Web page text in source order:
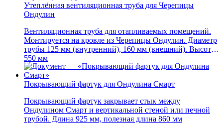
Утеплённая вентиляционная труба для Черепицы
Ондулин
Вентиляционная труба для отапливаемых помещений.
Монтируется на кровле из Черепицы Ондулин. Диаметр
трубы 125 мм (внутренний), 160 мм (внешний). Высота
550 мм
Покрывающий фартук для Ондулина Смарт
Покрывающий фартук закрывает стык между
Ондулином Смарт и вертикальной стеной или печной
трубой. Длина 925 мм, полезная длина 860 мм